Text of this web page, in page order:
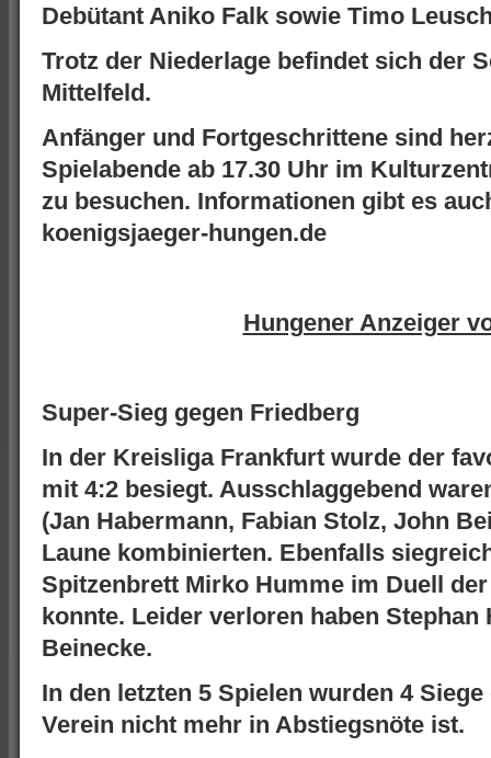
Debütant Aniko Falk sowie Timo
Trotz der Niederlage befindet sich der
Mittelfeld.
Anfänger und Fortgeschrittene sind
Spielabende ab 17.30 Uhr im
zu besuchen. Informationen gibt es
koenigsjaeger-hungen.de
Hungener Anzeiger
Super-Sieg gegen Friedberg
In der Kreisliga Frankfurt wurde der
mit 4:2 besiegt. Ausschlaggebend
(Jan Habermann, Fabian Stolz, John
Laune kombinierten. Ebenfalls
Spitzenbrett Mirko Humme im Duell
konnte. Leider verloren haben Stephan
Beinecke.
In den letzten 5 Spielen wurden 4
Verein nicht mehr in Abstiegsnöte ist.